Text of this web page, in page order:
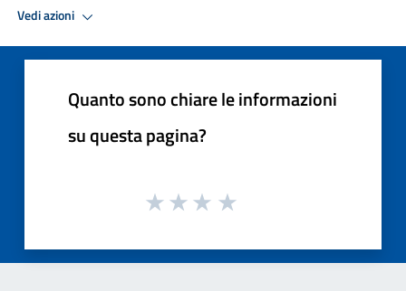
Vedi azioni
Quanto sono chiare le informazioni
su questa pagina?